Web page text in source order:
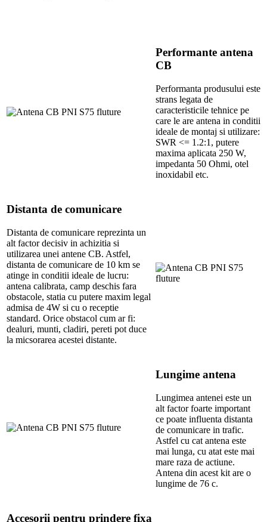
Performante antena
CB
Performanta produsului este
strans legata de
caracteristicile tehnice pe
care le are antena in conditii
ideale de montaj si utilizare:
SWR <= 1.2:1, putere
maxima aplicata 250 W,
impedanta 50 Ohmi, otel
inoxidabil etc.
Distanta de comunicare
Distanta de comunicare reprezinta un
alt factor decisiv in achizitia si
utilizarea unei antene CB. Astfel,
distanta de comunicare de 10 km se
atinge in conditii ideale de lucru:
antena calibrata, camp deschis fara
obstacole, statia cu putere maxim legal
admisa de 4W si cu o receptie
standard. Orice obstacol cum ar fi:
dealuri, munti, cladiri, pereti pot duce
la micsorarea acestei distante.
Lungime antena
Lungimea antenei este un
alt factor foarte important
ce poate influenta distanta
de comunicare in trafic.
Astfel cu cat antena este
mai lunga, cu atat este mai
mare raza de actiune.
Antena din acest kit are o
lungime de 76 c.
Accesorii pentru prindere fixa